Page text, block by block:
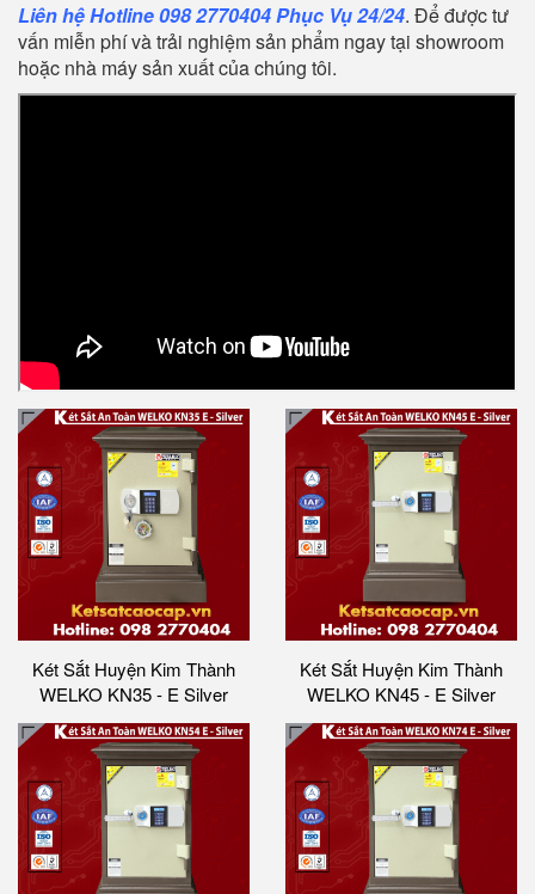
Liên hệ Hotline 098 2770404 Phục Vụ 24/24. Để được tư
vấn miễn phí và trải nghiệm sản phẩm ngay tại showroom
hoặc nhà máy sản xuất của chúng tôi.
Két Sắt Huyện Kim Thành
WELKO KN35 - E Silver
Két Sắt Huyện Kim Thành
WELKO KN45 - E Silver